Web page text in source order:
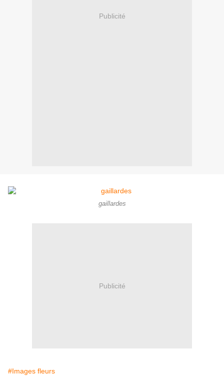
Publicité
gaillardes
Publicité
#Images fleurs